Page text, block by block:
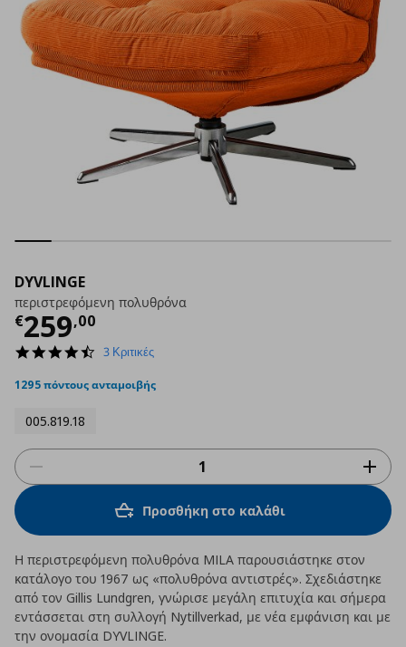
DYVLINGE
περιστρεφόμενη πολυθρόνα
€259,00
Τρέχουσα τιμή
4.3
rating
3 Κριτικές
1295 πόντους ανταμοιβής
005.819.18
Προσθήκη στο καλάθι
Η περιστρεφόμενη πολυθρόνα MILA παρουσιάστηκε στον
κατάλογο του 1967 ως «πολυθρόνα αντιστρές». Σχεδιάστηκε
από τον Gillis Lundgren, γνώρισε μεγάλη επιτυχία και σήμερα
εντάσσεται στη συλλογή Nytillverkad, με νέα εμφάνιση και με
την ονομασία DYVLINGE.